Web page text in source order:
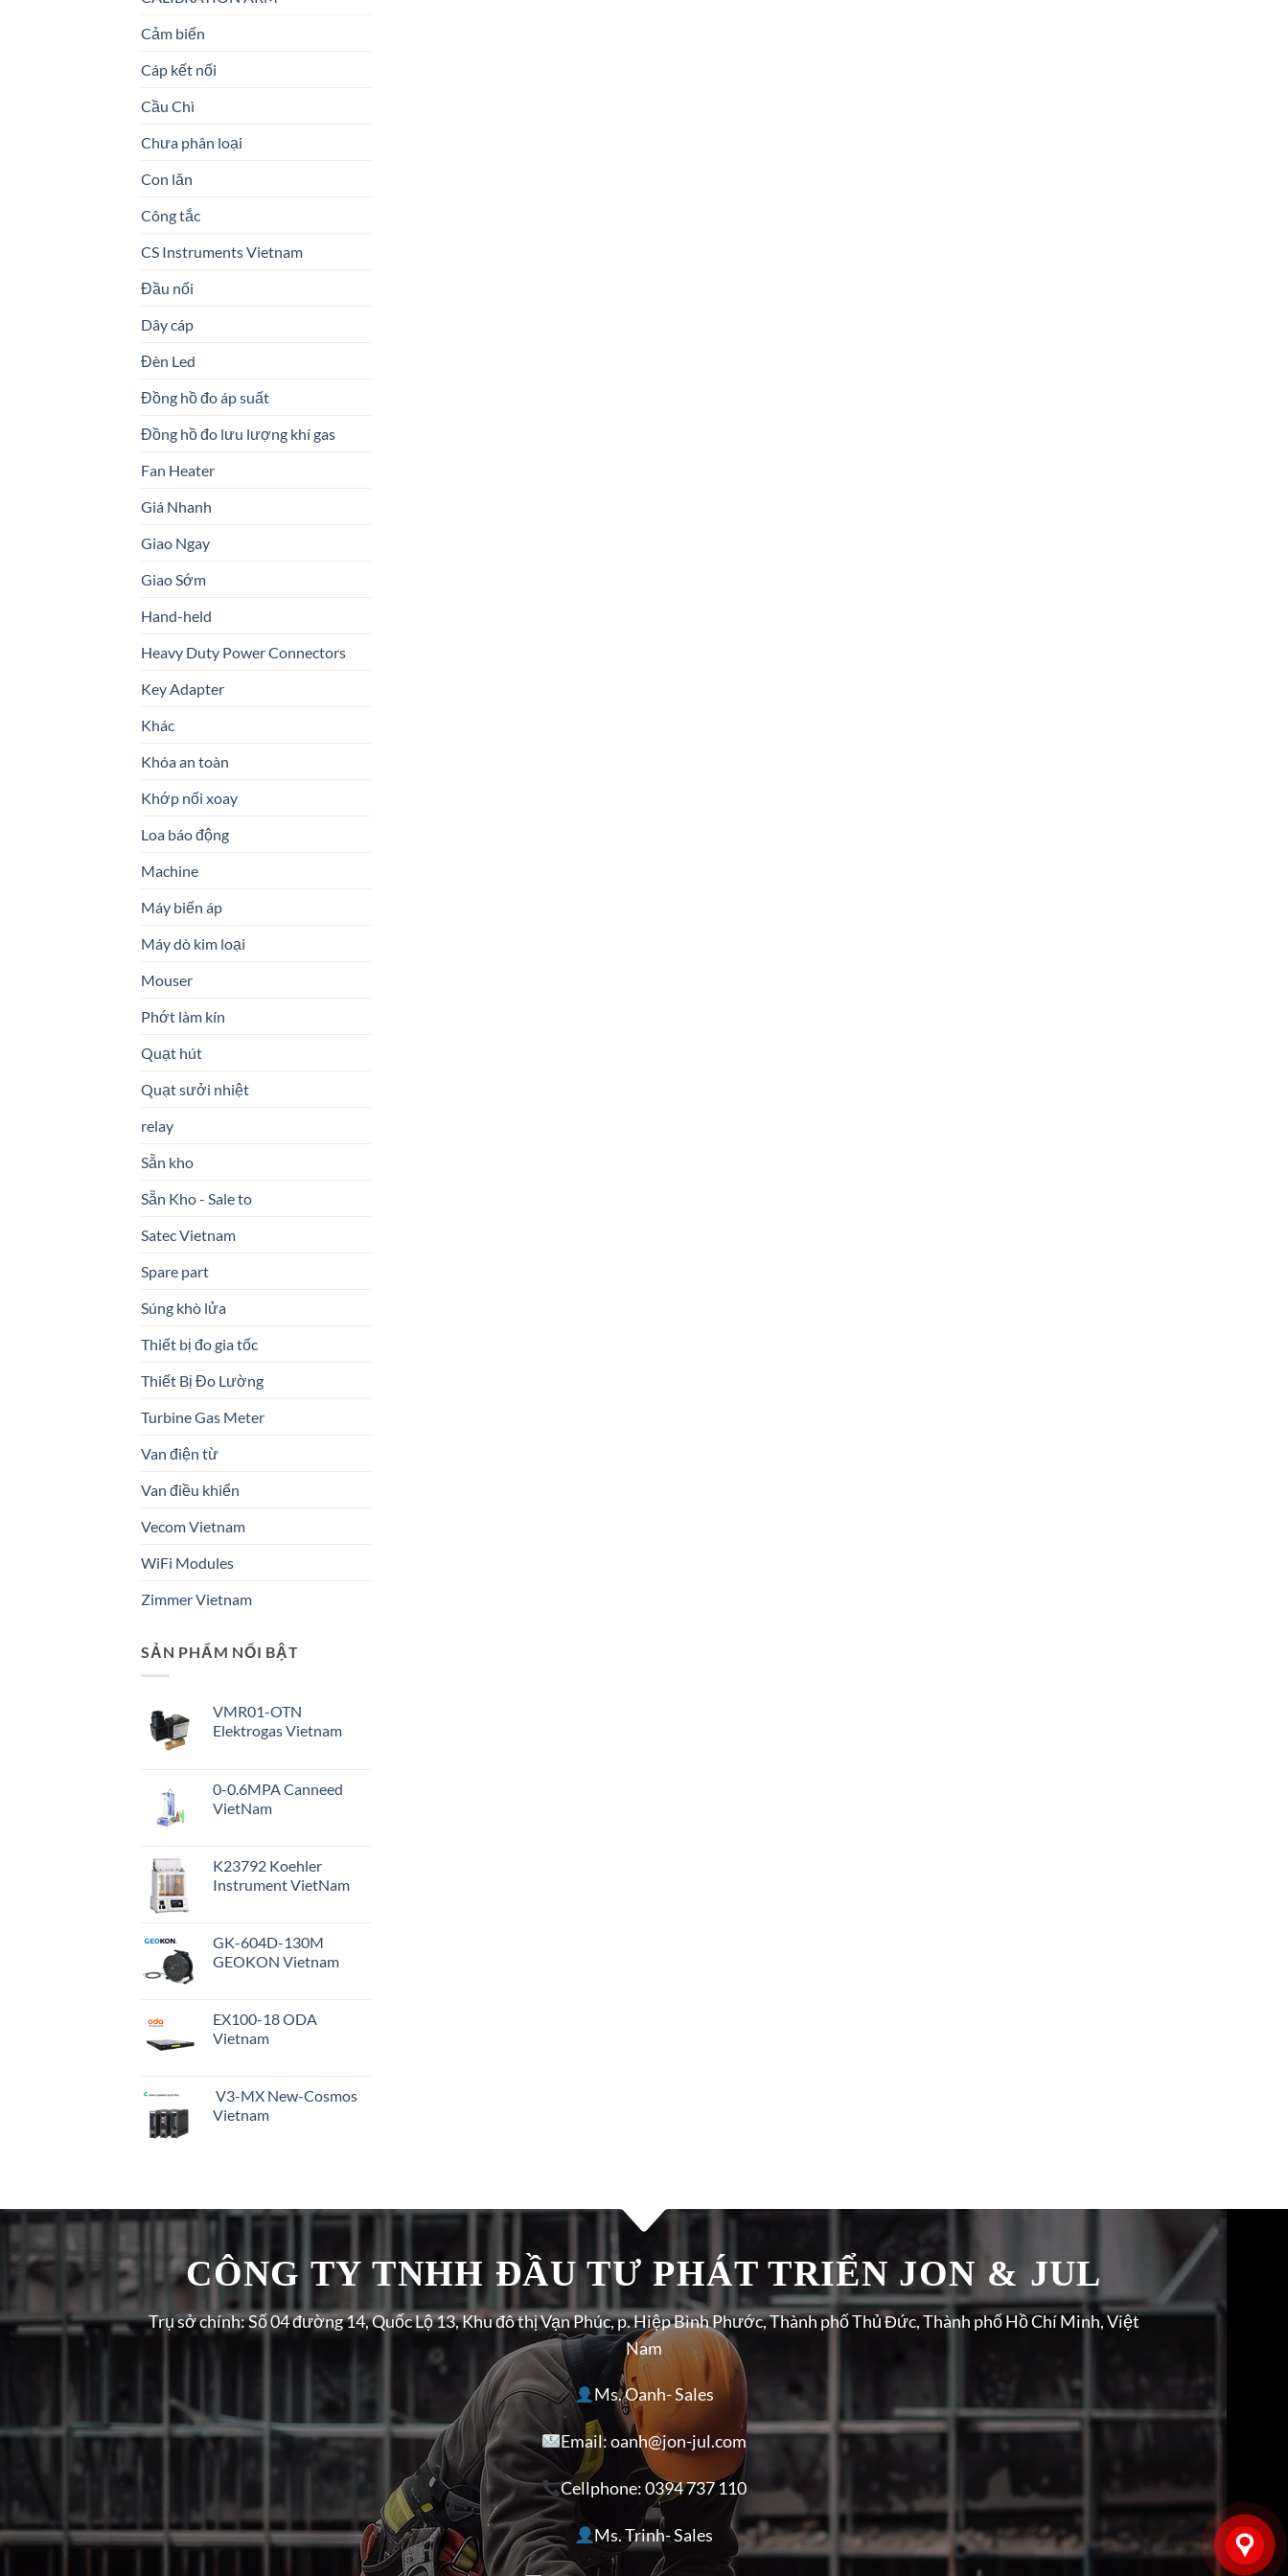
Cảm biến
Cáp kết nối
Cầu Chì
Chưa phân loại
Con lăn
Công tắc
CS Instruments Vietnam
Đầu nối
Dây cáp
Đèn Led
Đồng hồ đo áp suất
Đồng hồ đo lưu lượng khí gas
Fan Heater
Giá Nhanh
Giao Ngay
Giao Sớm
Hand-held
Heavy Duty Power Connectors
Key Adapter
Khác
Khóa an toàn
Khớp nối xoay
Loa báo động
Machine
Máy biến áp
Máy dò kim loại
Mouser
Phớt làm kín
Quạt hút
Quạt sưởi nhiệt
relay
Sẵn kho
Sẵn Kho - Sale to
Satec Vietnam
Spare part
Súng khò lửa
Thiết bị đo gia tốc
Thiết Bị Đo Lường
Turbine Gas Meter
Van điện từ
Van điều khiển
Vecom Vietnam
WiFi Modules
Zimmer Vietnam
SẢN PHẨM NỔI BẬT
VMR01-OTN
Elektrogas Vietnam
0-0.6MPA Canneed
VietNam
K23792 Koehler
Instrument VietNam
GK-604D-130M
GEOKON Vietnam
EX100-18 ODA
Vietnam
V3-MX New-Cosmos
Vietnam
CÔNG TY TNHH ĐẦU TƯ PHÁT TRIỂN JON & JUL
Trụ sở chính: Số 04 đường 14, Quốc Lộ 13, Khu đô thị Vạn Phúc, p. Hiệp Bình Phước, Thành phố Thủ Đức, Thành phố Hồ Chí Minh, Việt
Nam
Ms. Oanh- Sales
Email: oanh@jon-jul.com
Cellphone:0394 737 110
Ms. Trinh- Sales